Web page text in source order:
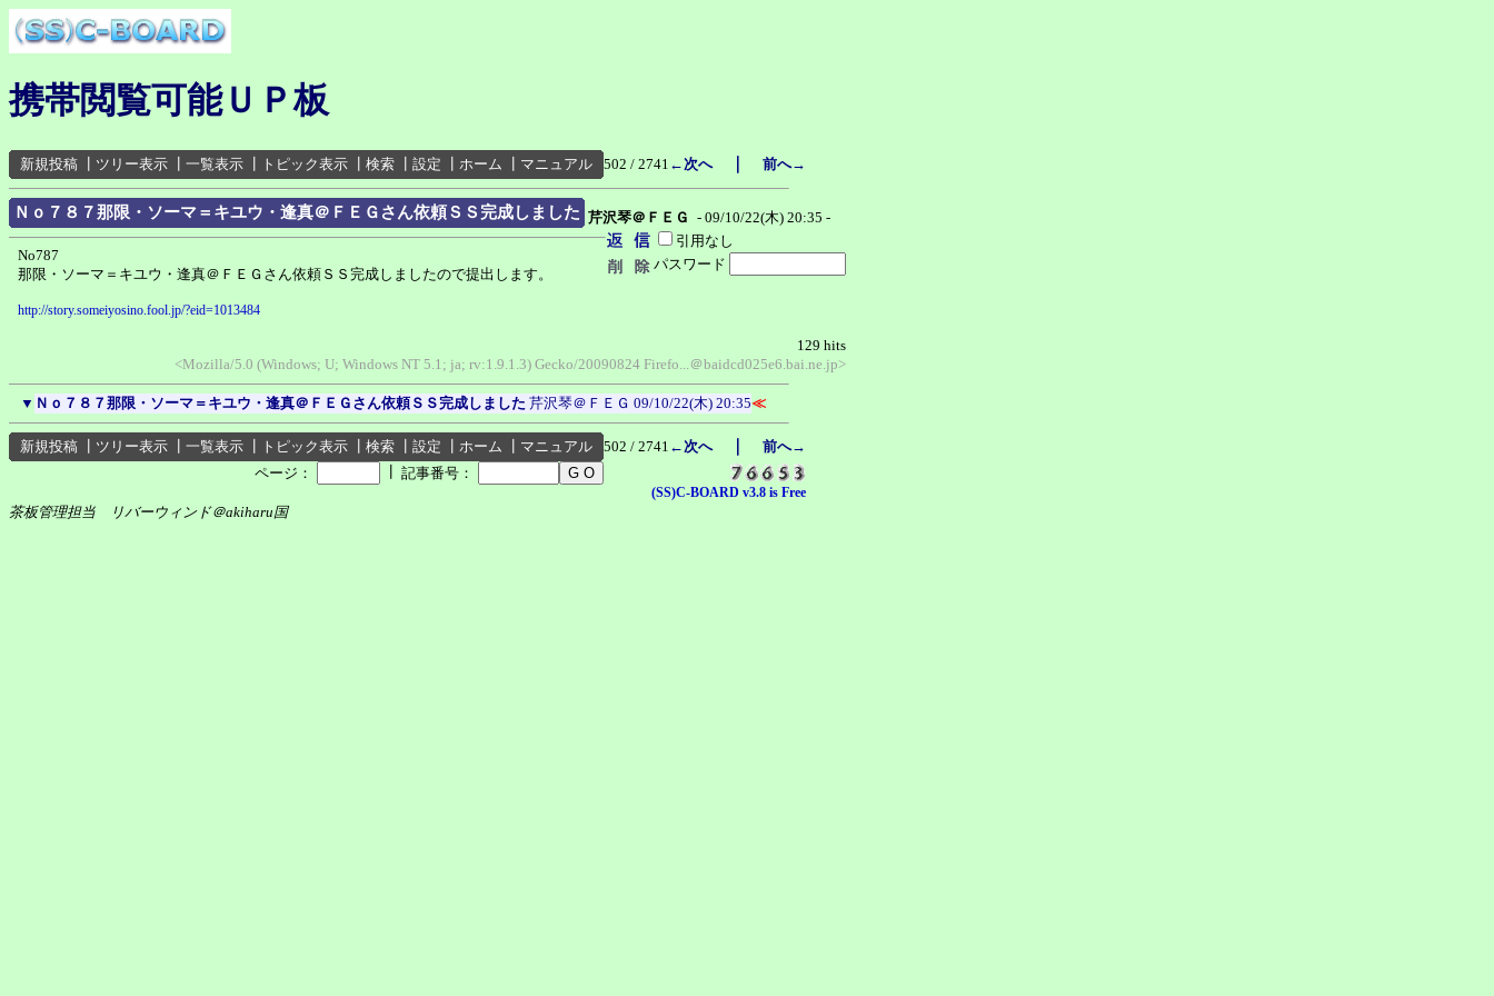
携帯閲覧可能ＵＰ板
新規投稿 ツリー表示 一覧表示 トピック表示 検索 設定 ホーム マニュアル 502 / 2741 ←次へ｜ 前へ→
Ｎｏ７８７那限・ソーマ＝キユウ・逢真＠ＦＥＧさん依頼ＳＳ完成しました 芹沢琴＠ＦＥＧ - 09/10/22(木) 20:35 -
引用なし
パスワード
No787
那限・ソーマ＝キユウ・逢真＠ＦＥＧさん依頼ＳＳ完成しましたので提出します。
http://story.someiyosino.fool.jp/?eid=1013484
129 hits
<Mozilla/5.0 (Windows; U; Windows NT 5.1; ja; rv:1.9.1.3) Gecko/20090824 Firefo...＠baidcd025e6.bai.ne.jp>
▼ Ｎｏ７８７那限・ソーマ＝キユウ・逢真＠ＦＥＧさん依頼ＳＳ完成しました 芹沢琴＠ＦＥＧ 09/10/22(木) 20:35≪
新規投稿 ツリー表示 一覧表示 トピック表示 検索 設定 ホーム マニュアル 502 / 2741 ←次へ｜ 前へ→
ページ：
記事番号：
(SS)C-BOARD v3.8 is Free
茶板管理担当 リバーウィンド＠akiharu国